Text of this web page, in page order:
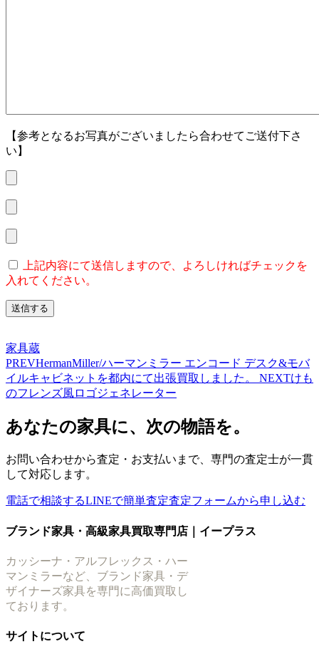
【参考となるお写真がございましたら合わせてご送付下さ
い】
上記内容にて送信しますので、よろしければチェックを
入れてください。
家具蔵
PREVHermanMiller/ハーマンミラー エンコード デスク&モバ
イルキャビネットを都内にて出張買取しました。 NEXTけも
のフレンズ風ロゴジェネレーター
あなたの家具に、次の物語を。
お問い合わせから査定・お支払いまで、専門の査定士が一貫
して対応します。
電話で相談するLINEで簡単査定査定フォームから申し込む
ブランド家具・高級家具買取専門店｜イープラス
カッシーナ・アルフレックス・ハー
マンミラーなど、ブランド家具・デ
ザイナーズ家具を専門に高価買取し
ております。
サイトについて